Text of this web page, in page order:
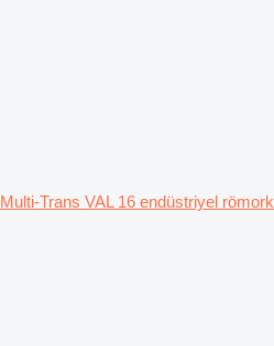
Multi-Trans VAL 16 endüstriyel römork